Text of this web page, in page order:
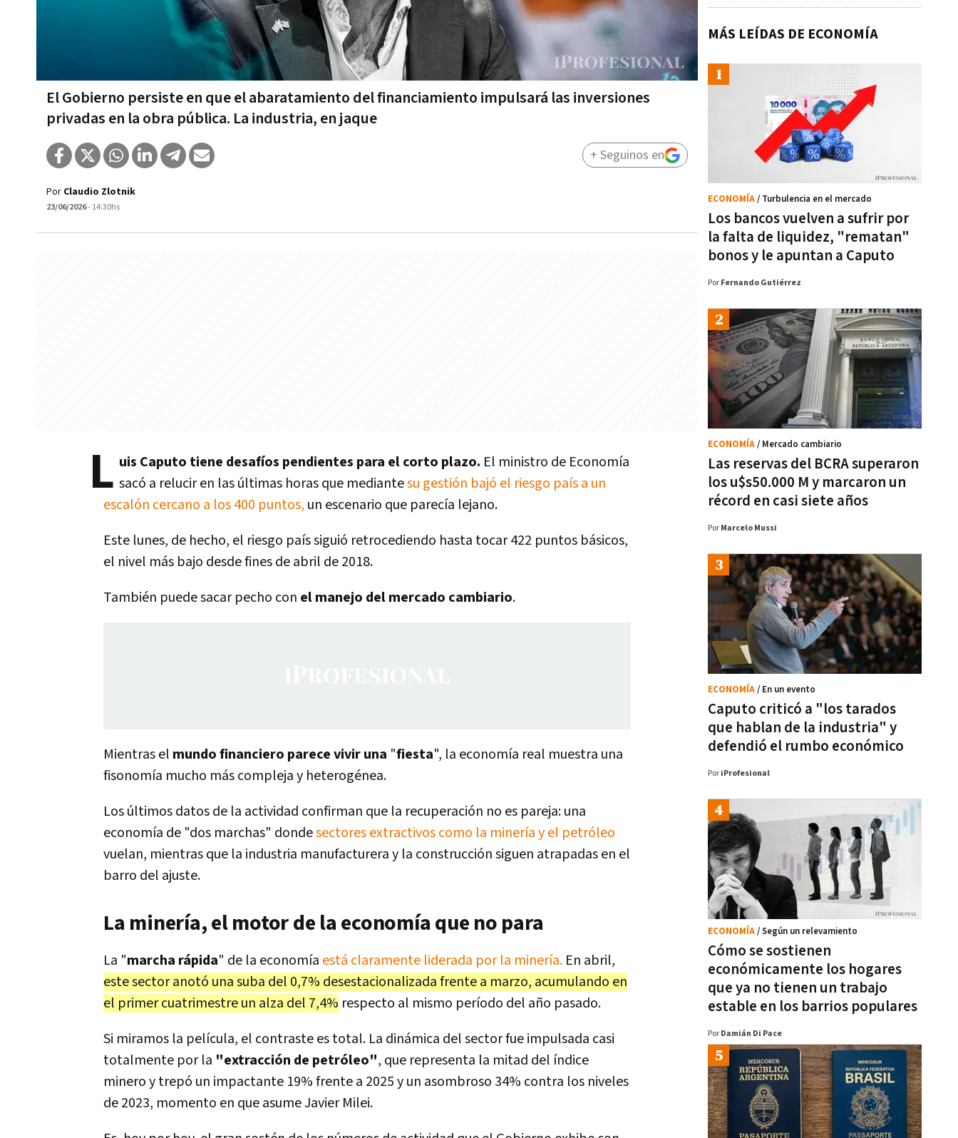
El Gobierno persiste en que el abaratamiento del financiamiento impulsará las inversiones
privadas en la obra pública. La industria, en jaque
Por Claudio Zlotnik
23/06/2026- 14:30hs
+ Seguinos en
L uis Caputo tiene desafíos pendientes para el corto plazo. El ministro de Economía
sacó a relucir en las últimas horas que mediantesu gestión bajó el riesgo país a un
escalón cercano a los 400 puntos, un escenario que parecía lejano.
Este lunes, de hecho, el riesgo país siguió retrocediendo hasta tocar 422 puntos básicos,
el nivel más bajo desde fines de abril de 2018.
También puede sacar pecho con el manejo del mercado cambiario.
Mientras el mundo financiero parece vivir una "fiesta", la economía real muestra una
fisonomía mucho más compleja y heterogénea.
Los últimos datos de la actividad confirman que la recuperación no es pareja: una
economía de "dos marchas" dondesectores extractivos como la minería y el petróleo
vuelan, mientras que la industria manufacturera y la construcción siguen atrapadas en el
barro del ajuste.
La minería, el motor de la economía que no para
La "marcha rápida" de la economía está claramente liderada por la minería. En abril,
este sector anotó una suba del 0,7% desestacionalizada frente a marzo, acumulando en
el primer cuatrimestre un alza del 7,4% respecto al mismo período del año pasado.
Si miramos la película, el contraste es total. La dinámica del sector fue impulsada casi
totalmente por la "extracción de petróleo", que representa la mitad del índice
minero y trepó un impactante 19% frente a 2025 y un asombroso 34% contra los niveles
de 2023, momento en que asume Javier Milei.
MÁS LEÍDAS DE ECONOMÍA
Los bancos vuelven a sufrir por
la falta de liquidez, "rematan"
bonos y le apuntan a Caputo
ECONOMÍA/ Turbulencia en el mercado
Por Fernando Gutiérrez
Las reservas del BCRA superaron
los u$s50.000 M y marcaron un
récord en casi siete años
ECONOMÍA/ Mercado cambiario
Por Marcelo Mussi
Caputo criticó a "los tarados
que hablan de la industria" y
defendió el rumbo económico
ECONOMÍA/ En un evento
Por iProfesional
Cómo se sostienen
económicamente los hogares
que ya no tienen un trabajo
estable en los barrios populares
ECONOMÍA/ Según un relevamiento
Por Damián Di Pace